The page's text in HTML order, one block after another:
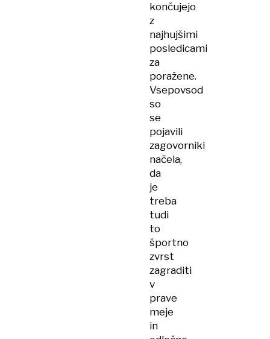
končujejo
z
najhujšimi
posledicami
za
poražene.
Vsepovsod
so
se
pojavili
zagovorniki
načela,
da
je
treba
tudi
to
športno
zvrst
zagraditi
v
prave
meje
in